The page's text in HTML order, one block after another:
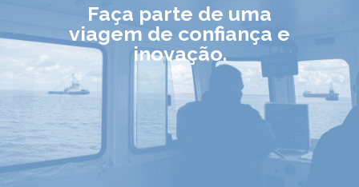
Faça parte de uma
viagem de confiança e
inovação.